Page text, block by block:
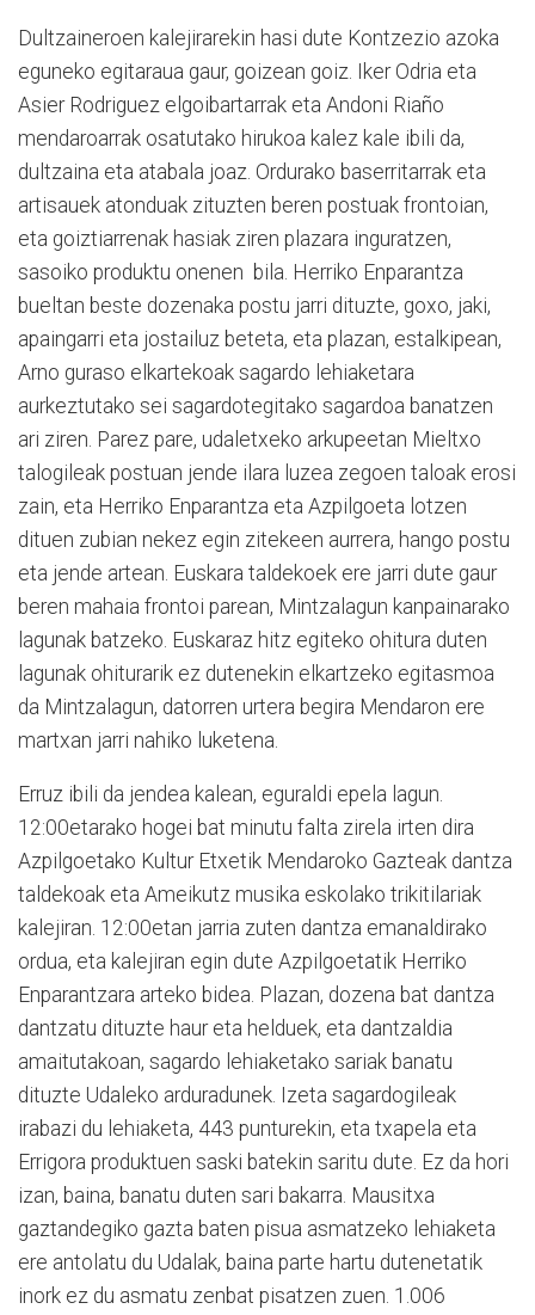
Dultzaineroen kalejirarekin hasi dute Kontzezio azoka
eguneko egitaraua gaur, goizean goiz. Iker Odria eta
Asier Rodriguez elgoibartarrak eta Andoni Riaño
mendaroarrak osatutako hirukoa kalez kale ibili da,
dultzaina eta atabala joaz. Ordurako baserritarrak eta
artisauek atonduak zituzten beren postuak frontoian,
eta goiztiarrenak hasiak ziren plazara inguratzen,
sasoiko produktu onenen bila. Herriko Enparantza
bueltan beste dozenaka postu jarri dituzte, goxo, jaki,
apaingarri eta jostailuz beteta, eta plazan, estalkipean,
Arno guraso elkartekoak sagardo lehiaketara
aurkeztutako sei sagardotegitako sagardoa banatzen
ari ziren. Parez pare, udaletxeko arkupeetan Mieltxo
talogileak postuan jende ilara luzea zegoen taloak erosi
zain, eta Herriko Enparantza eta Azpilgoeta lotzen
dituen zubian nekez egin zitekeen aurrera, hango postu
eta jende artean. Euskara taldekoek ere jarri dute gaur
beren mahaia frontoi parean, Mintzalagun kanpainarako
lagunak batzeko. Euskaraz hitz egiteko ohitura duten
lagunak ohiturarik ez dutenekin elkartzeko egitasmoa
da Mintzalagun, datorren urtera begira Mendaron ere
martxan jarri nahiko luketena.
Erruz ibili da jendea kalean, eguraldi epela lagun.
12:00etarako hogei bat minutu falta zirela irten dira
Azpilgoetako Kultur Etxetik Mendaroko Gazteak dantza
taldekoak eta Ameikutz musika eskolako trikitilariak
kalejiran. 12:00etan jarria zuten dantza emanaldirako
ordua, eta kalejiran egin dute Azpilgoetatik Herriko
Enparantzara arteko bidea. Plazan, dozena bat dantza
dantzatu dituzte haur eta helduek, eta dantzaldia
amaitutakoan, sagardo lehiaketako sariak banatu
dituzte Udaleko arduradunek. Izeta sagardogileak
irabazi du lehiaketa, 443 punturekin, eta txapela eta
Errigora produktuen saski batekin saritu dute. Ez da hori
izan, baina, banatu duten sari bakarra. Mausitxa
gaztandegiko gazta baten pisua asmatzeko lehiaketa
ere antolatu du Udalak, baina parte hartu dutenetatik
inork ez du asmatu zenbat pisatzen zuen. 1.006